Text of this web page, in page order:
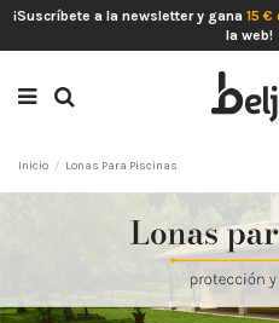
¡Suscríbete a la newsletter y gana 15 €
la web!
Inicio Lonas Para Piscinas